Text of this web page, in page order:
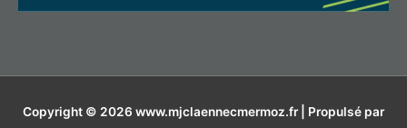
Copyright © 2026 www.mjclaennecmermoz.fr| Propulsé par